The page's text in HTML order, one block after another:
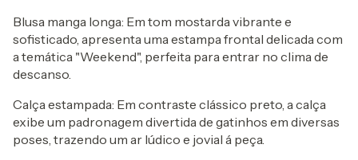
Blusa manga longa: Em tom mostarda vibrante e
sofisticado, apresenta uma estampa frontal delicada com
a temática "Weekend", perfeita para entrar no clima de
descanso.
Calça estampada: Em contraste clássico preto, a calça
exibe um padronagem divertida de gatinhos em diversas
poses, trazendo um ar lúdico e jovial á peça.